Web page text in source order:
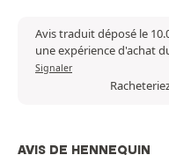
Avis traduit déposé le
une expérience d'achat
Signaler
AVIS DE HENNEQUIN